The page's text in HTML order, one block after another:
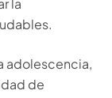
la
adolescencia,
de